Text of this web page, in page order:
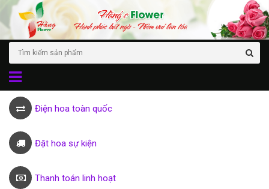
Điện hoa toàn quốc
Đặt hoa sự kiện
Thanh toán linh hoạt